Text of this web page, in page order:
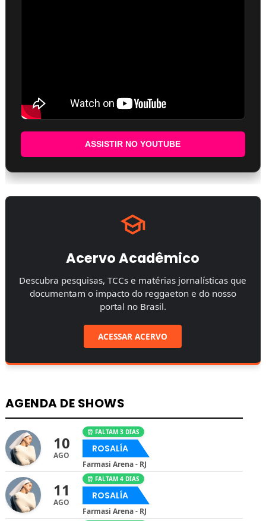
ASSISTIR NO YOUTUBE
Acervo Acadêmico
Descubra pesquisas, TCCs e matérias jornalísticas que
documentam o impacto do reggaeton e do nosso
portal no Brasil.
ACESSAR ACERVO
AGENDA DE SHOWS
10
AGO
⏰ FALTAM 3 DIAS
ROSALÍA
Farmasi Arena - RJ
11
AGO
⏰ FALTAM 4 DIAS
ROSALÍA
Farmasi Arena - RJ